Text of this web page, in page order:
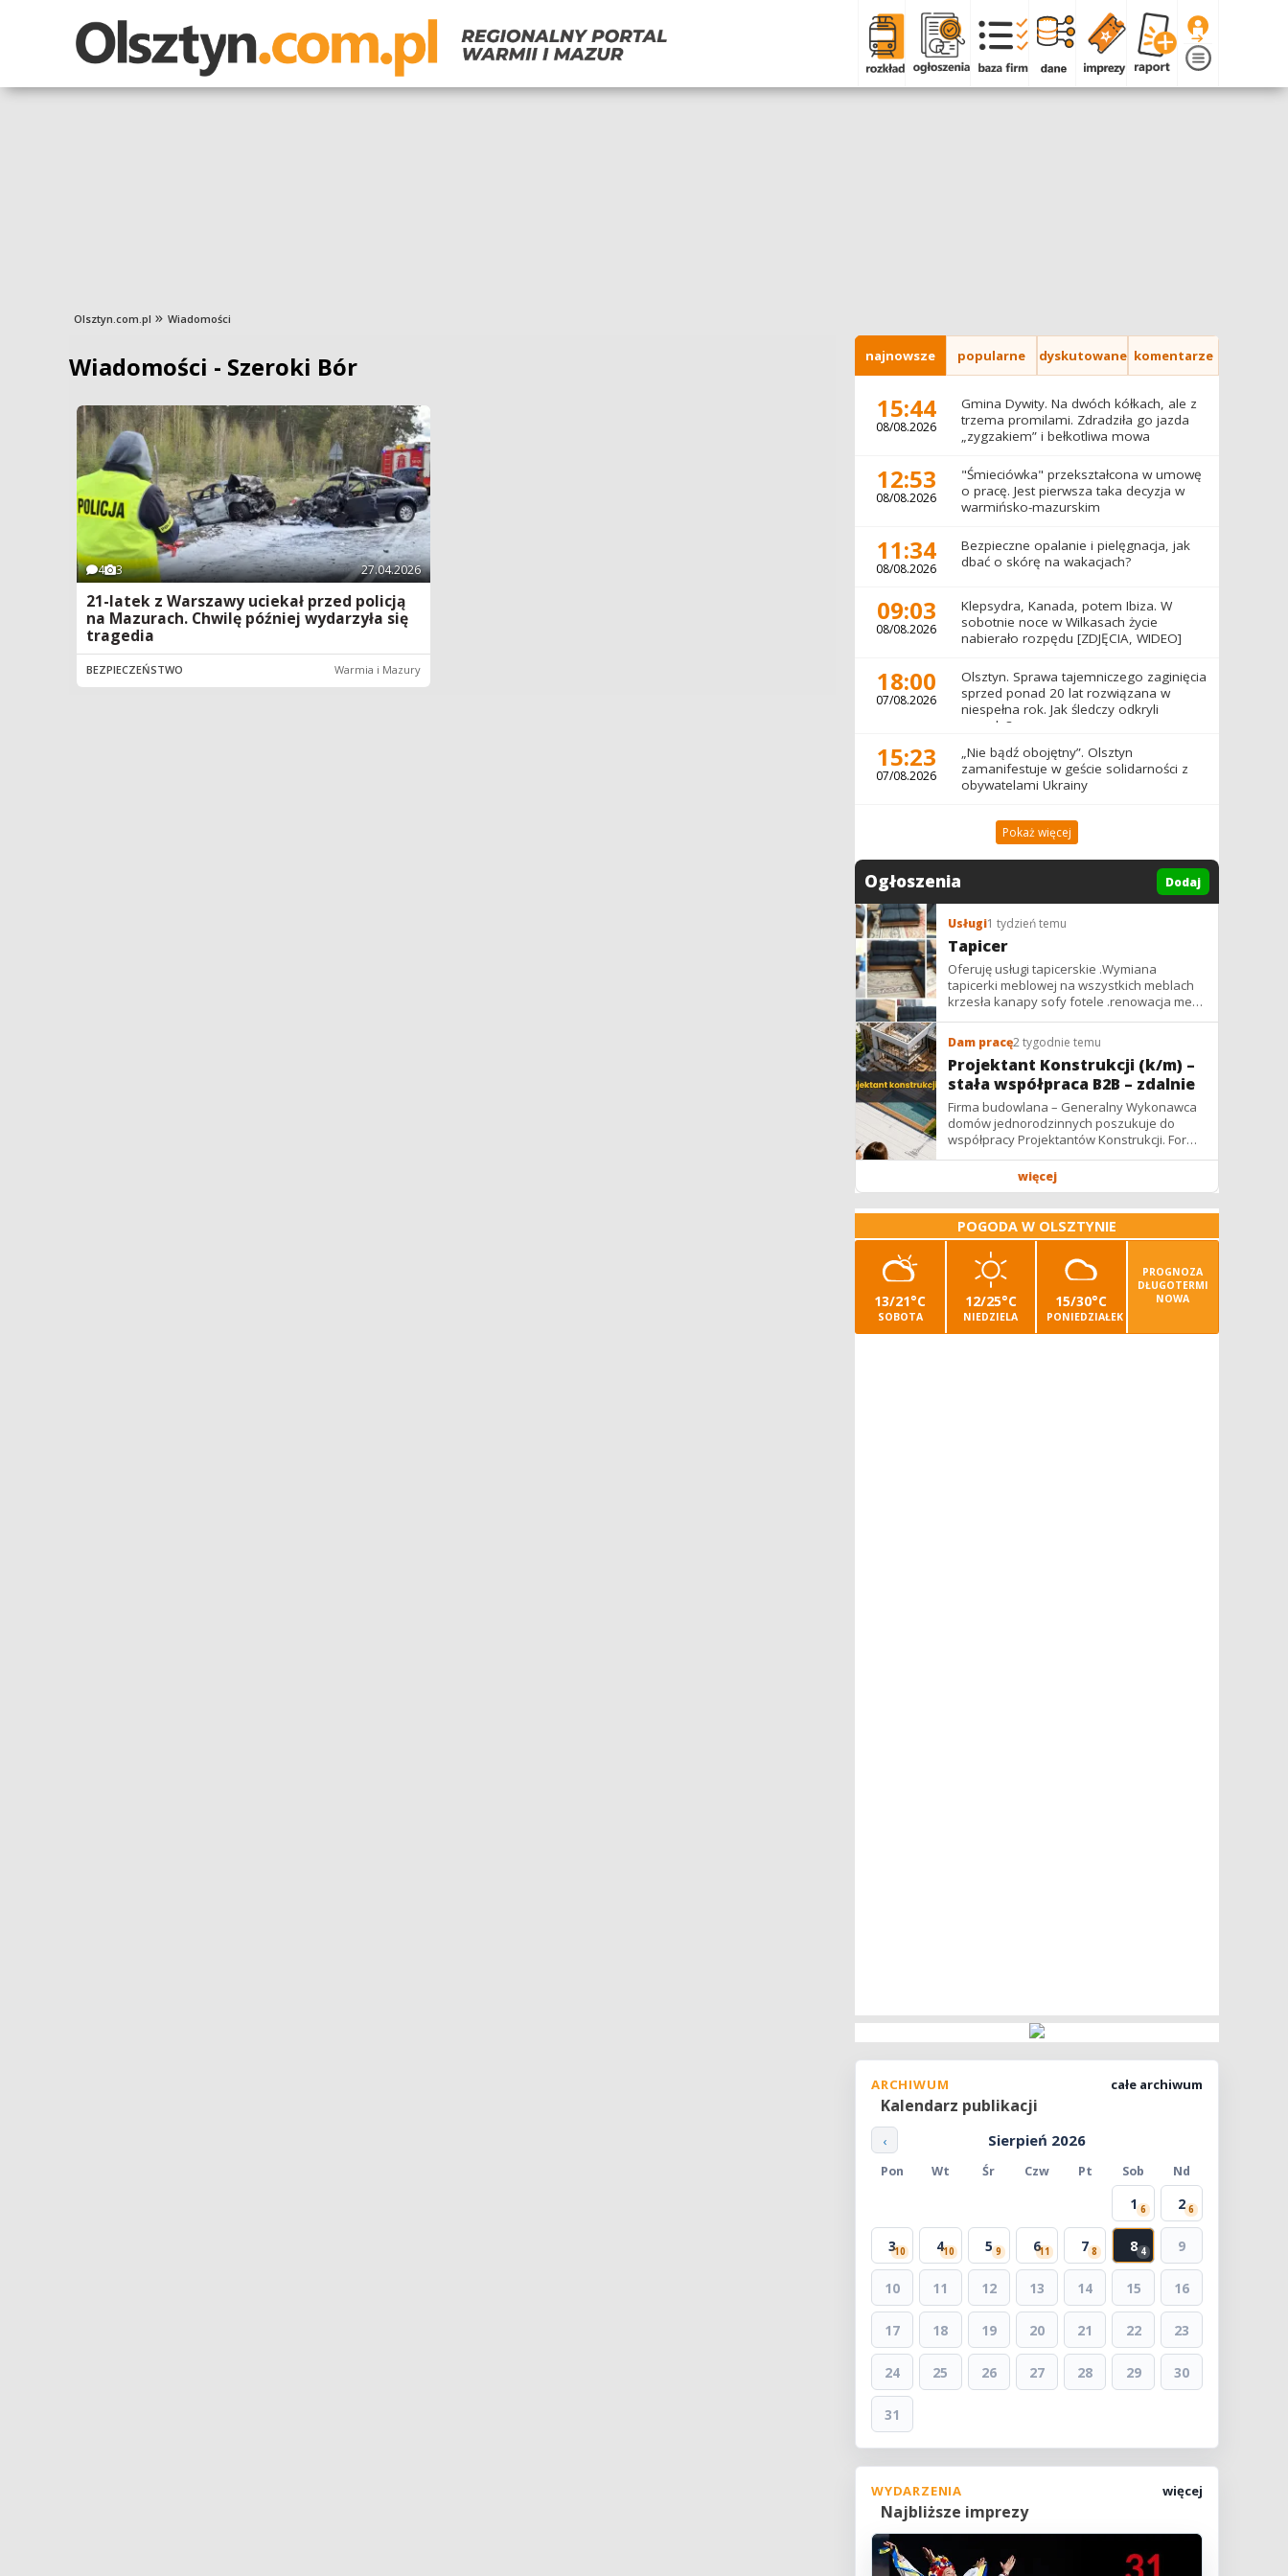
Olsztyn.com.pl Wiadomości
Wiadomości - Szeroki Bór
4 3 27.04.2026
21-latek z Warszawy uciekał przed policją
na Mazurach. Chwilę później wydarzyła się
tragedia
BEZPIECZEŃSTWO Warmia i Mazury
najnowsze popularne dyskutowane komentarze
15:44
08/08.2026
Gmina Dywity. Na dwóch kółkach, ale z
trzema promilami. Zdradziła go jazda
„zygzakiem” i bełkotliwa mowa
12:53
08/08.2026
"Śmieciówka" przekształcona w umowę
o pracę. Jest pierwsza taka decyzja w
warmińsko-mazurskim
11:34
08/08.2026
Bezpieczne opalanie i pielęgnacja, jak
dbać o skórę na wakacjach?
09:03
08/08.2026
Klepsydra, Kanada, potem Ibiza. W
sobotnie noce w Wilkasach życie
nabierało rozpędu [ZDJĘCIA, WIDEO]
18:00
07/08.2026
Olsztyn. Sprawa tajemniczego zaginięcia
sprzed ponad 20 lat rozwiązana w
niespełna rok. Jak śledczy odkryli
prawdę?
15:23
07/08.2026
„Nie bądź obojętny”. Olsztyn
zamanifestuje w geście solidarności z
obywatelami Ukrainy
Pokaż więcej
Ogłoszenia Dodaj
Usługi1 tydzień temu
Tapicer
Oferuję usługi tapicerskie .Wymiana
tapicerki meblowej na wszystkich meblach
krzesła kanapy sofy fotele .renowacja mebli
vintage,PRL. glamur
Dam pracę2 tygodnie temu
Projektant Konstrukcji (k/m) –
stała współpraca B2B – zdalnie
Firma budowlana – Generalny Wykonawca
domów jednorodzinnych poszukuje do
współpracy Projektantów Konstrukcji. Forma
współpracy: B2B / podwykonawstwo –
więcej
POGODA W OLSZTYNIE
13/21°C
SOBOTA
12/25°C
NIEDZIELA
15/30°C
PONIEDZIAŁEK
PROGNOZA
DŁUGOTERMI
NOWA
ARCHIWUM
Kalendarz publikacji
całe archiwum
‹ Sierpień 2026
Pon Wt Śr Czw Pt Sob Nd
1 6 2 6
310 410 5 9 611 7 8 8 4 9
10 11 12 13 14 15 16
17 18 19 20 21 22 23
24 25 26 27 28 29 30
31
WYDARZENIA
Najbliższe imprezy
więcej